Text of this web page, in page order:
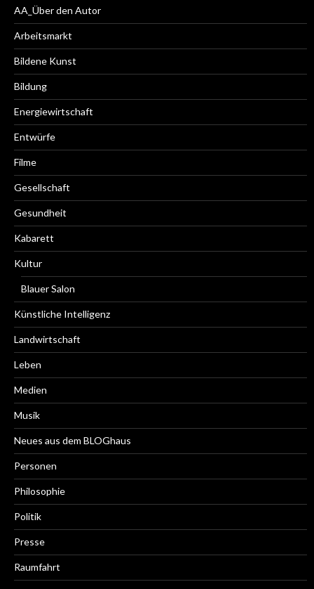
AA_Über den Autor
Arbeitsmarkt
Bildene Kunst
Bildung
Energiewirtschaft
Entwürfe
Filme
Gesellschaft
Gesundheit
Kabarett
Kultur
Blauer Salon
Künstliche Intelligenz
Landwirtschaft
Leben
Medien
Musik
Neues aus dem BLOGhaus
Personen
Philosophie
Politik
Presse
Raumfahrt